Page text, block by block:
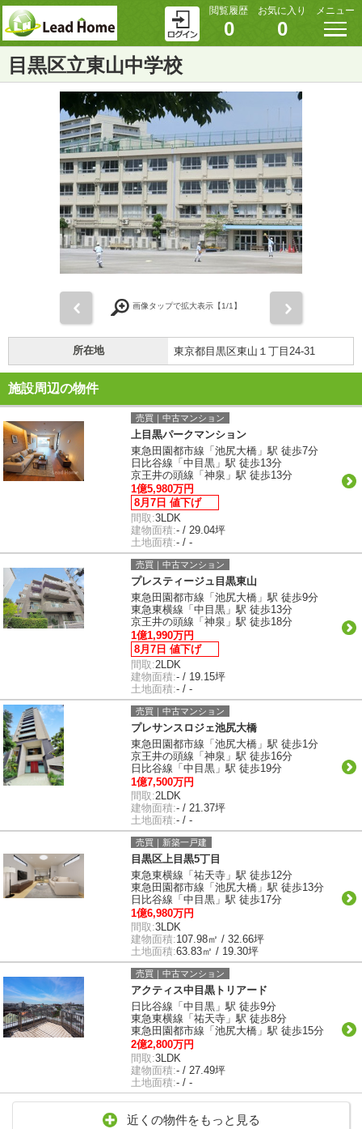
閲覧履歴
0
お気に入り
0
メニュー
目黒区立東山中学校
画像タップで拡大表示【1/1】
所在地 東京都目黒区東山１丁目24-31
施設周辺の物件
売買｜中古マンション
上目黒パークマンション
東急田園都市線「池尻大橋」駅 徒歩7分
日比谷線「中目黒」駅 徒歩13分
京王井の頭線「神泉」駅 徒歩13分
1億5,980万円
8月7日 値下げ
間取:3LDK
建物面積:- / 29.04坪
土地面積:- / -
売買｜中古マンション
プレスティージュ目黒東山
東急田園都市線「池尻大橋」駅 徒歩9分
東急東横線「中目黒」駅 徒歩13分
京王井の頭線「神泉」駅 徒歩18分
1億1,990万円
8月7日 値下げ
間取:2LDK
建物面積:- / 19.15坪
土地面積:- / -
売買｜中古マンション
プレサンスロジェ池尻大橋
東急田園都市線「池尻大橋」駅 徒歩1分
京王井の頭線「神泉」駅 徒歩16分
日比谷線「中目黒」駅 徒歩19分
1億7,500万円
間取:2LDK
建物面積:- / 21.37坪
土地面積:- / -
売買｜新築一戸建
目黒区上目黒5丁目
東急東横線「祐天寺」駅 徒歩12分
東急田園都市線「池尻大橋」駅 徒歩13分
日比谷線「中目黒」駅 徒歩17分
1億6,980万円
間取:3LDK
建物面積:107.98㎡ / 32.66坪
土地面積:63.83㎡ / 19.30坪
売買｜中古マンション
アクティス中目黒トリアード
日比谷線「中目黒」駅 徒歩9分
東急東横線「祐天寺」駅 徒歩8分
東急田園都市線「池尻大橋」駅 徒歩15分
2億2,800万円
間取:3LDK
建物面積:- / 27.49坪
土地面積:- / -
近くの物件をもっと見る